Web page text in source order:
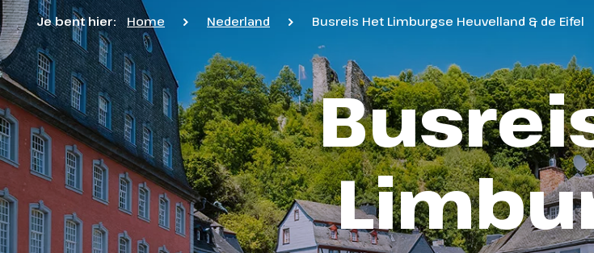
Je bent hier: Home Nederland Busreis Het Limburgse Heuvelland & de Eifel